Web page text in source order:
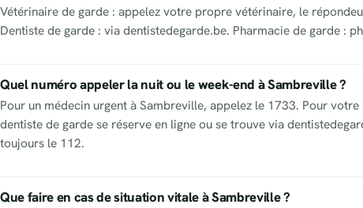
Vétérinaire de garde : appelez votre propre vétérinaire, le
Dentiste de garde : via dentistedegarde.be. Pharmacie de garde :
Quel numéro appeler la nuit ou le week-end à Sambreville ?
Pour un médecin urgent à Sambreville, appelez le 1733. Pour
dentiste de garde se réserve en ligne ou se trouve via
toujours le 112.
Que faire en cas de situation vitale à Sambreville ?